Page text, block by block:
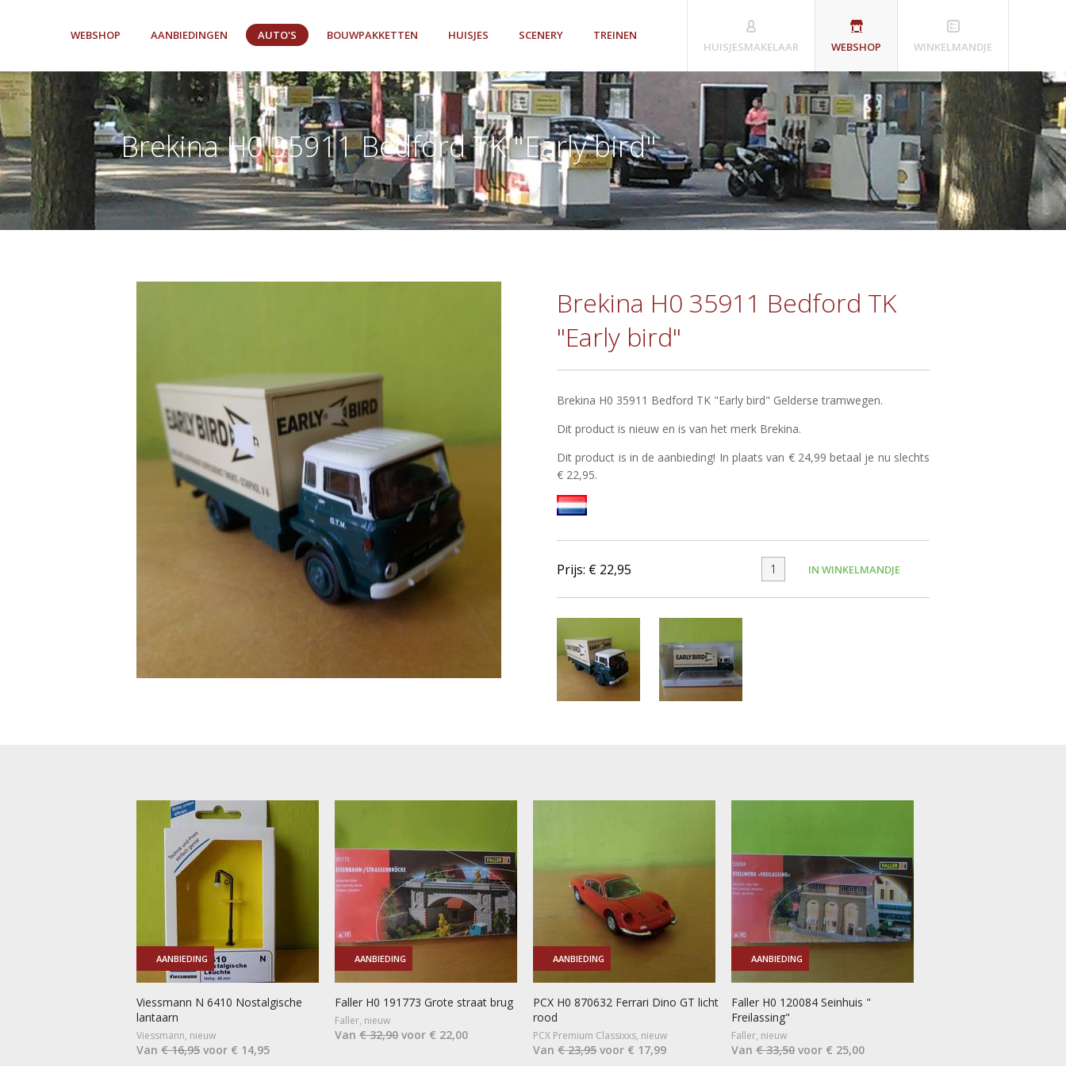
WEBSHOP AANBIEDINGEN AUTO'S BOUWPAKKETTEN HUISJES SCENERY
TREINEN
HUISJESMAKELAAR
WEBSHOP WINKELMANDJE
Brekina H0 35911 Bedford TK "Early bird"
Brekina H0 35911 Bedford TK
"Early bird"
Brekina H0 35911 Bedford TK "Early bird" Gelderse tramwegen.
Dit product is nieuw en is van het merk Brekina.
Dit product is in de aanbieding! In plaats van € 24,99 betaal je nu slechts
€ 22,95.
Prijs: € 22,95 IN WINKELMANDJE
AANBIEDING
Viessmann N 6410 Nostalgische
lantaarn
Viessmann, nieuw
Van € 16,95 voor € 14,95
AANBIEDING
Faller H0 191773 Grote straat brug
Faller, nieuw
Van € 32,90 voor € 22,00
AANBIEDING
PCX H0 870632 Ferrari Dino GT licht
rood
PCX Premium Classixxs, nieuw
Van € 23,95 voor € 17,99
AANBIEDING
Faller H0 120084 Seinhuis "
Freilassing"
Faller, nieuw
Van € 33,50 voor € 25,00